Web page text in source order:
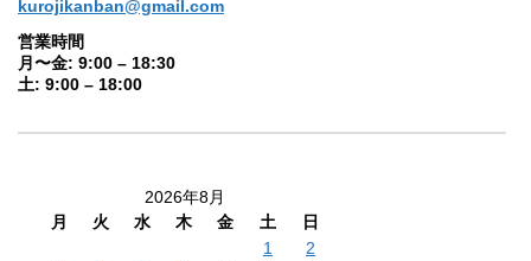
kurojikanban@gmail.com
営業時間
月〜金: 9:00 – 18:30
土: 9:00 – 18:00
2026年8月
月
火 水 木 金 土
日
1
2